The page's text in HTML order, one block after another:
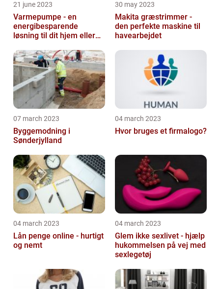
21 june 2023
Varmepumpe - en
energibesparende
løsning til dit hjem eller
30 may 2023
Makita græstrimmer -
den perfekte maskine til
havearbejdet
07 march 2023
Byggemodning i
Sønderjylland
04 march 2023
Hvor bruges et firmalogo?
04 march 2023
Lån penge online - hurtigt
og nemt
04 march 2023
Glem ikke sexlivet - hjælp
hukommelsen på vej med
sexlegetøj